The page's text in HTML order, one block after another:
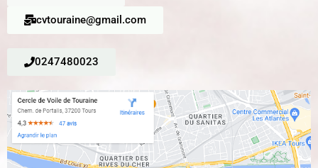
cvtouraine@gmail.com
0247480023